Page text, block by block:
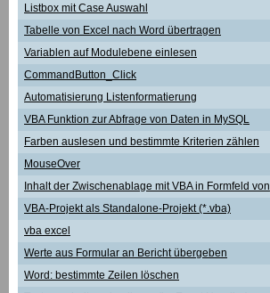
Listbox mit Case Auswahl
Tabelle von Excel nach Word übertragen
Variablen auf Modulebene einlesen
CommandButton_Click
Automatisierung Listenformatierung
VBA Funktion zur Abfrage von Daten in MySQL
Farben auslesen und bestimmte Kriterien zählen
MouseOver
Inhalt der Zwischenablage mit VBA in Formfeld von
VBA-Projekt als Standalone-Projekt (*.vba)
vba excel
Werte aus Formular an Bericht übergeben
Word: bestimmte Zeilen löschen